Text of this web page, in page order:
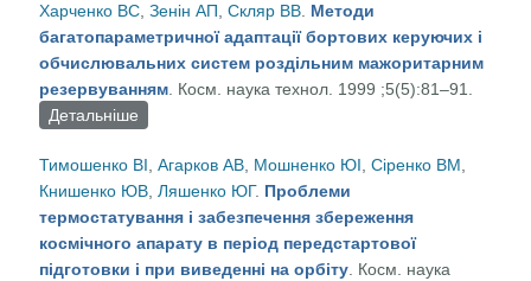
Харченко ВС ,Зенін АП ,Скляр ВВ Методи
багатопараметричної адаптації бортових керуючих і
обчислювальних систем роздільним мажоритарним
резервуванням . Косм. наука технол. 1999 ;5(5):81–91.
Детальніше
роздільним мажоритарним резервуванням
Тимошенко ВІ ,Агарков АВ Мошненко ЮІ ,Сіренко ВМ
Книшенко ЮВ ,Ляшенко ЮГ. Проблеми
термостатування і забезпечення збереження
космічного апарату в період передстартової
підготовки і при виведенні на орбіту . Косм. наука